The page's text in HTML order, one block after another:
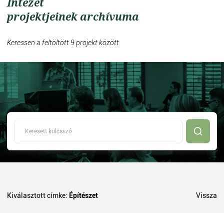
projektjeinek archívuma
Keressen a feltöltött 9 projekt között
Kiválasztott címke: Építészet Vissza